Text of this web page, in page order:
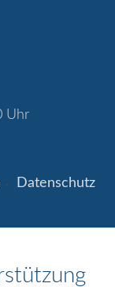
Uhr
Datenschutz